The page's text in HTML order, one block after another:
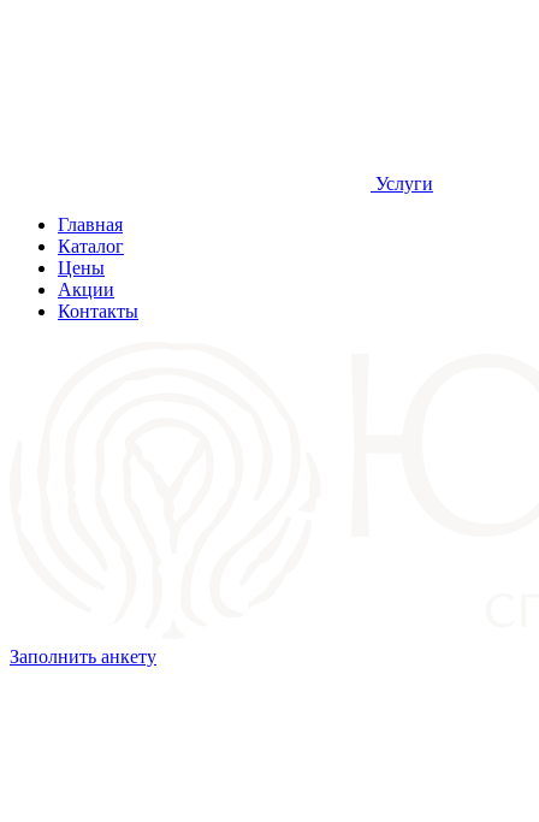
Услуги
Главная
Каталог
Цены
Акции
Контакты
Заполнить анкету